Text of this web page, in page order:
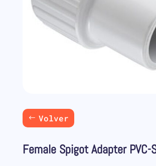
Volver
Female Spigot Adapter PVC-